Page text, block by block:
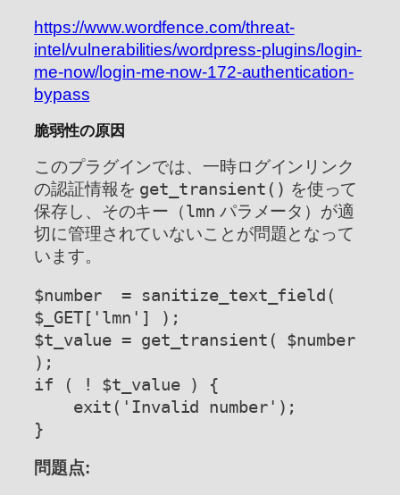
https://www.wordfence.com/threat-
intel/vulnerabilities/wordpress-plugins/login-
me-now/login-me-now-172-authentication-
bypass
脆弱性の原因
このプラグインでは、一時ログインリンク
の認証情報を get_transient() を使って
保存し、そのキー（lmn パラメータ）が適
切に管理されていないことが問題となって
います。
$number  = sanitize_text_field(
$_GET['lmn'] );
$t_value = get_transient( $number
);
if ( ! $t_value ) {
}
問題点: